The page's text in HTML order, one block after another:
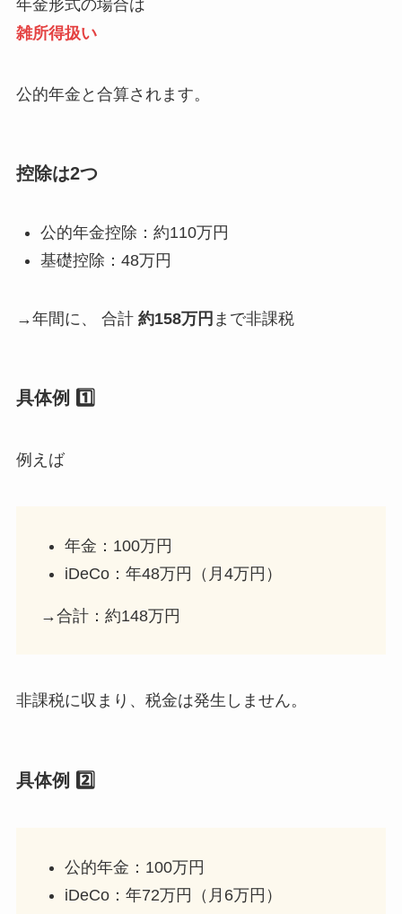
年金形式の場合は
雑所得扱い
公的年金と合算されます。
控除は2つ
公的年金控除：約110万円
基礎控除：48万円
→年間に、 合計 約158万円 まで非課税
具体例 1️⃣
例えば
年金：100万円
iDeCo：年48万円（月4万円）
→合計：約148万円
非課税に収まり、税金は発生しません。
具体例 2️⃣
公的年金：100万円
iDeCo：年72万円（月6万円）